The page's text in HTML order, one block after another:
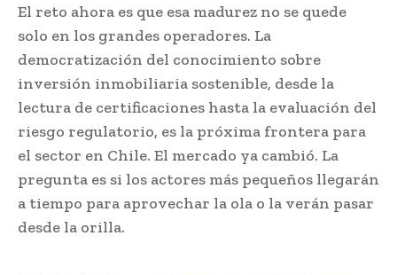
El reto ahora es que esa madurez no se quede
solo en los grandes operadores. La
democratización del conocimiento sobre
inversión inmobiliaria sostenible, desde la
lectura de certificaciones hasta la evaluación del
riesgo regulatorio, es la próxima frontera para
el sector en Chile. El mercado ya cambió. La
pregunta es si los actores más pequeños llegarán
a tiempo para aprovechar la ola o la verán pasar
desde la orilla.